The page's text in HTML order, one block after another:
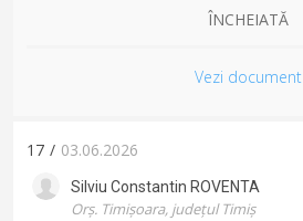
ÎNCHEIATĂ
Vezi document
17 / 03.06.2026
Silviu Constantin ROVENTA
Orș. Timișoara, județul Timiș